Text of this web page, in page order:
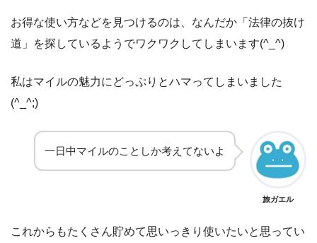
お得な使い方などを見つけるのは、なんだか「法律の抜け
道」を探しているようでワクワクしてしまいます(^_^)
私はマイルの魅力にどっぷりとハマってしまいました
(^_^;)
一日中マイルのことしか考えてないよ
旅ガエル
これからもたくさん貯めて思いっきり使いたいと思ってい